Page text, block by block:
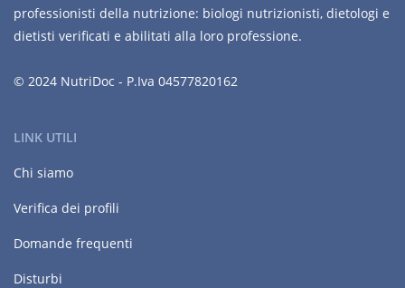
professionisti della nutrizione: biologi nutrizionisti, dietologi e
dietisti verificati e abilitati alla loro professione.
© 2024 NutriDoc - P.Iva 04577820162
LINK UTILI
Chi siamo
Verifica dei profili
Domande frequenti
Disturbi